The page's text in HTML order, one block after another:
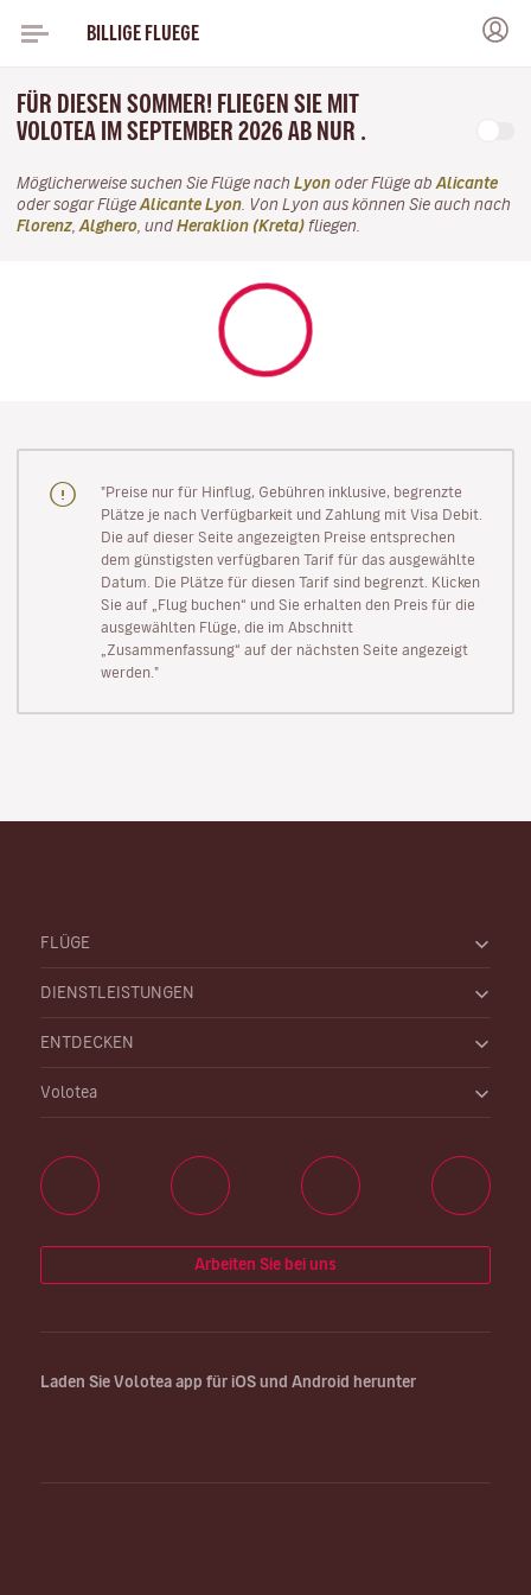
BILLIGE FLUEGE
FÜR DIESEN SOMMER! FLIEGEN SIE MIT
VOLOTEA IM SEPTEMBER 2026 AB NUR .
Möglicherweise suchen Sie Flüge nach Lyon oder Flüge ab Alicante
oder sogar Flüge Alicante Lyon . Von Lyon aus können Sie auch nach
Florenz Alghero , und Heraklion (Kreta) fliegen.
"Preise nur für Hinflug, Gebühren inklusive, begrenzte
Plätze je nach Verfügbarkeit und Zahlung mit Visa Debit.
Die auf dieser Seite angezeigten Preise entsprechen
dem günstigsten verfügbaren Tarif für das ausgewählte
Datum. Die Plätze für diesen Tarif sind begrenzt. Klicken
Sie auf „Flug buchen“ und Sie erhalten den Preis für die
ausgewählten Flüge, die im Abschnitt
„Zusammenfassung“ auf der nächsten Seite angezeigt
werden."
FLÜGE
DIENSTLEISTUNGEN
ENTDECKEN
Volotea
Arbeiten Sie bei uns
Laden Sie Volotea app für iOS und Android herunter